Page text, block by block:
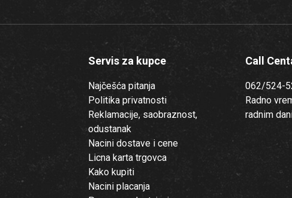
Servis za kupce
Najčešća pitanja
Politika privatnosti
Reklamacije, saobraznost,
odustanak
Nacini dostave i cene
Licna karta trgovca
Kako kupiti
Nacini placanja
Call
062/524-
Radno
radnim